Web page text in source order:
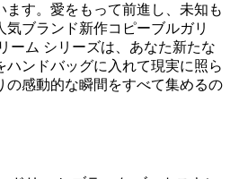
す。愛をもって前進し、未知も
気ブランド新作コピーブルガリ
ーム シリーズは、あなた新たな
ンドバッグに入れて現実に照ら
の感動的な瞬間をすべて集めるの